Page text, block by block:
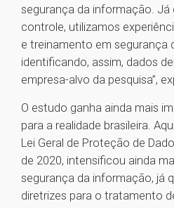
segurança da informação. Já
controle, utilizamos
e treinamento em segurança
identificando, assim, dados
empresa-alvo da pesquisa”,
O estudo ganha ainda mais
para a realidade brasileira.
Lei Geral de Proteção de
de 2020, intensificou ainda
segurança da informação, já
diretrizes para o tratamento